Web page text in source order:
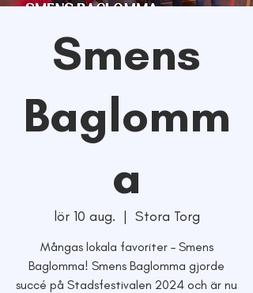
Smens
Baglomm
a
lör 10 aug.
  |
Stora Torg
Mångas lokala favoriter – Smens
Baglomma! Smens Baglomma gjorde
succé på Stadsfestivalen 2024 och är nu